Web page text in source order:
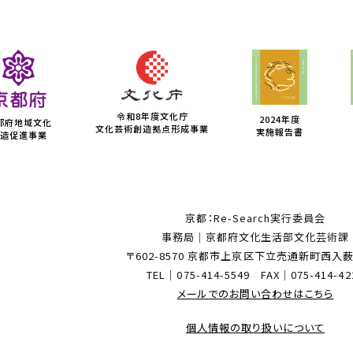
府地域文化
促進事業
令和8年度文化庁
文化芸術創造拠点形成事業
2024年度
実施報告書
京都：Re-Search実行委員会
事務局｜京都府文化生活部文化芸術課
〒602-8570 京都市上京区下立売通新町西入
TEL｜075-414-5549 FAX｜075-414-
メールでのお問い合わせはこちら
個人情報の取り扱いについて